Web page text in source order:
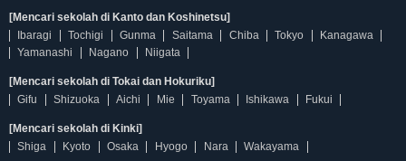
[Mencari sekolah di Kanto dan Koshinetsu]
Ibaragi
Tochigi Gunma Saitama Chiba Tokyo
Kanagawa
Yamanashi
Nagano Niigata
[Mencari sekolah di Tokai dan Hokuriku]
Gifu
Shizuoka Aichi Mie Toyama Ishikawa Fukui
[Mencari sekolah di Kinki]
Shiga
Kyoto Osaka Hyogo Nara Wakayama